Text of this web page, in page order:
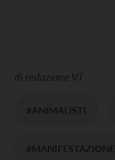
di redazione VT
#ANIMALISTI
#MANIFESTAZIONE